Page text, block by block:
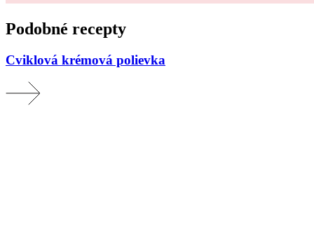
Podobné recepty
Cviklová krémová polievka